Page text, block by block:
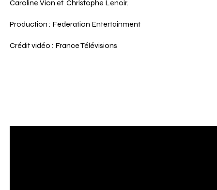
Caroline Vion et Christophe Lenoir.
Production : Federation Entertainment
Crédit vidéo : France Télévisions